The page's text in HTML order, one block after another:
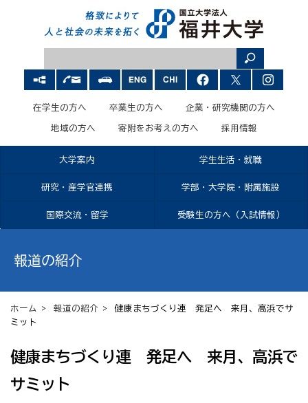
在学生の方へ 卒業生の方へ 企業・研究機関の方へ
地域の方へ 寄附をお考えの方へ 採用情報
大学案内 学生生活・就職
研究・産学官連携 学部・大学院・附属施設
国際交流・留学 受験生の方へ（入試情報）
報道の紹介
ホーム > 報道の紹介 > 健康まちづくり連 発足へ 来月、高浜でサ
ミット
健康まちづくり連 発足へ 来月、高浜で
サミット